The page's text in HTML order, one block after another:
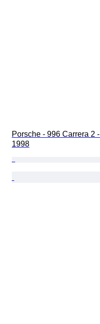
Porsche - 996 Carrera 2 -
1998